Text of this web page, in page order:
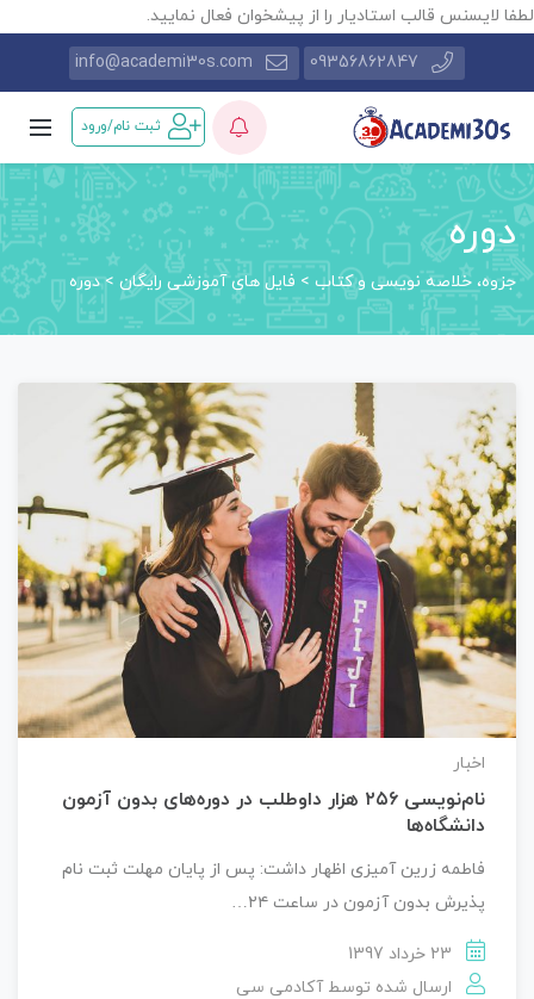
لطفا لایسنس قالب استادیار را از پیشخوان فعال نمایید.
09356862847
info@academi30s.com
ثبت نام/ورود
دوره
جزوه، خلاصه نویسی و کتاب> فایل های آموزشی رایگان>دوره
اخبار
نام‌نویسی ۲۵۶ هزار داوطلب در دوره‌های بدون آزمون
دانشگاه‌ها
فاطمه زرین آمیزی اظهار داشت: پس از پایان مهلت ثبت نام
پذیرش بدون آزمون در ساعت ۲۴…
23 خرداد 1397
ارسال شده توسط آکادمی سی